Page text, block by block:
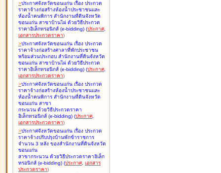
>ประกาศจังหวัดขอนแก่น เรื่อง ประกวด
ราคาจ้างก่อสร้างห้องน้ำประชาชนและ
ห้องน้ำคนพิการ สำนักงานที่ดินจังหวัด
ขอนแก่น สาขาบ้านไผ่ ด้วยวิธีประกวด
ราคาอิเล็กทรอนิกส์ (e-bidding) (ประกาศ,
เอกสารประกวดราคา)
>ประกาศจังหวัดขอนแก่น เรื่อง ประกวด
ราคาจ้างก่อสร้างศาลาที่พักประชาชน
พร้อมส่วนประกอบ สำนักงานที่ดินจังหวัด
ขอนแก่น สาขาบ้านไผ่ ด้วยวิธีประกวด
ราคาอิเล็กทรอนิกส์ (e-bidding) (ประกาศ,
เอกสารประกวดราคา)
>ประกาศจังหวัดขอนแก่น เรื่อง ประกวด
ราคาจ้างก่อสร้างห้องน้ำประชาชนและ
ห้องน้ำคนพิการ สำนักงานที่ดินจังหวัด
ขอนแก่น สาขา
กระนวน ด้วยวิธีประกวดราคา
อิเล็กทรอนิกส์ (e-bidding) (ประกาศ,
เอกสารประกวดราคา)
>ประกาศจังหวัดขอนแก่น เรื่อง ประกวด
ราคาจ้างปรับปรุงบ้านพักข้าราชการ
จำนวน 3 หลัง ของสำนักงานที่ดินจังหวัด
ขอนแก่น
สาขากระนวน ด้วยวิธีประกวดราคาอิเล็ก
ทรอนิกส์ (e-bidding) (ประกาศ, เอกสาร
ประกวดราคา)